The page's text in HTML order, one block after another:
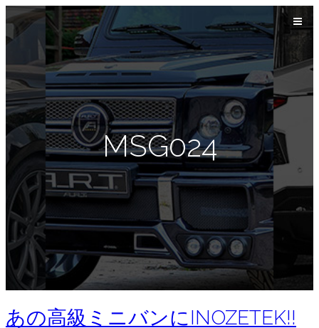
MSG024
あの高級ミニバンにINOZETEK!!